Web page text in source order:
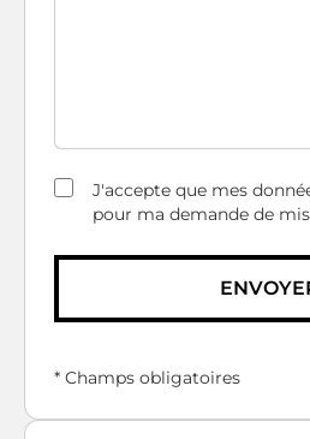
J'accepte que mes
pour ma demande de
* Champs obligatoires